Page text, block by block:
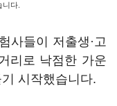
다.
사들이 저출생·고
리로 낙점한 가운
시작했습니다.